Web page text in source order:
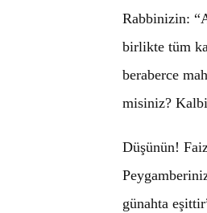
Rabbinizin:
birlikte tüm
beraberce
misiniz?
Düşünün!
günahta